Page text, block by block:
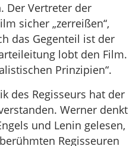
Der Vertreter der
sicher „zerreißen“,
das Gegenteil ist der
lobt den Film.
Prinzipien“.
des Regisseurs hat der
Werner denkt
und Lenin gelesen,
Regisseuren